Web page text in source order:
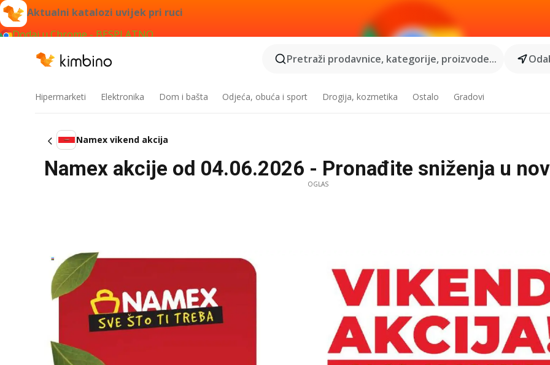
Aktualni katalozi uvijek pri ruci
Dodaj u Chrome - BESPLATNO
Pretraži prodavnice, kategorije, proizvode...
Hipermarketi Elektronika Dom i bašta Odjeća, obuća i sport Drogija, kozmetika Ostalo Gradovi
Namex vikend akcija
Namex akcije od 04.06.2026 - Pronađite sniženja u
OGLAS